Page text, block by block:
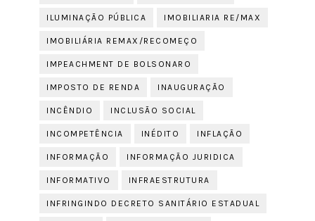
ILUMINAÇÃO PÚBLICA IMOBILIARIA RE/MAX
IMOBILIÁRIA REMAX/RECOMEÇO
IMPEACHMENT DE BOLSONARO
IMPOSTO DE RENDA INAUGURAÇÃO
INCÊNDIO INCLUSÃO SOCIAL
INCOMPETÊNCIA INÉDITO INFLAÇÃO
INFORMAÇÃO INFORMAÇÃO JURIDICA
INFORMATIVO INFRAESTRUTURA
INFRINGINDO DECRETO SANITÁRIO ESTADUAL